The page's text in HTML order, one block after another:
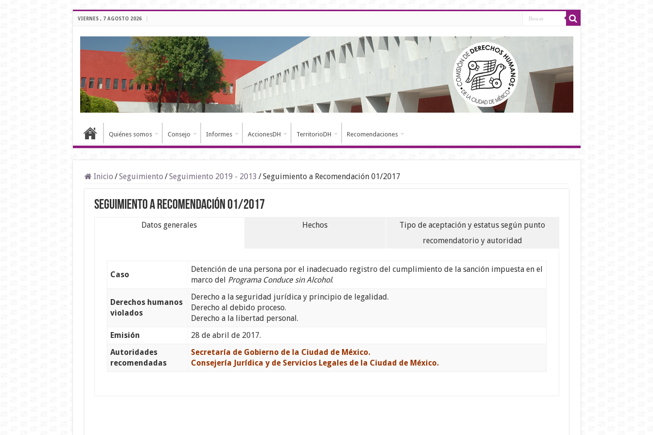
VIERNES , 7 AGOSTO 2026
Quiénes somos Consejo Informes AccionesDH TerritorioDH Recomendaciones
Inicio /Seguimiento /Seguimiento 2019 - 2013 /Seguimiento a Recomendación 01/2017
Seguimiento a Recomendación 01/2017
Datos generales Hechos
Tipo de aceptación y estatus según punto
recomendatorio y autoridad
Caso
Detención de una persona por el inadecuado registro del cumplimiento de la sanción impuesta en el
marco del Programa Conduce sin Alcohol.
Derechos humanos
violados
Derecho a la seguridad jurídica y principio de legalidad.
Derecho al debido proceso.
Derecho a la libertad personal.
Emisión
28 de abril de 2017.
Autoridades
recomendadas
Secretaría de Gobierno de la Ciudad de México.
Consejería Jurídica y de Servicios Legales de la Ciudad de México.